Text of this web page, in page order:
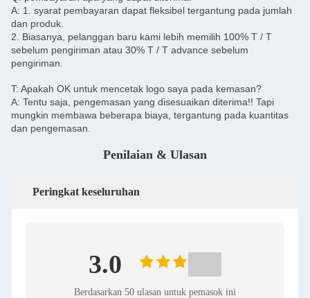
A: 1. syarat pembayaran dapat fleksibel tergantung pada jumlah
dan produk.
2. Biasanya, pelanggan baru kami lebih memilih 100% T / T
sebelum pengiriman atau 30% T / T advance sebelum
pengiriman.
T: Apakah OK untuk mencetak logo saya pada kemasan?
A: Tentu saja, pengemasan yang disesuaikan diterima!! Tapi
mungkin membawa beberapa biaya, tergantung pada kuantitas
dan pengemasan.
Penilaian & Ulasan
Peringkat keseluruhan
3.0
Berdasarkan 50 ulasan untuk pemasok ini